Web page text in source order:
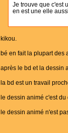
Je trouve que c'est
en est une elle
kikou.
bé en fait la plupart des
après le bd et la dessin
la bd est un travail
le dessin animé c'est
le dessin animé n'est